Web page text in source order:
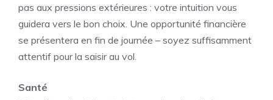
pas aux pressions extérieures : votre intuition vous
guidera vers le bon choix. Une opportunité financière
se présentera en fin de journée – soyez suffisamment
attentif pour la saisir au vol.
Santé